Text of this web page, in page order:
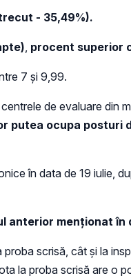
- 35,49%).
, procent superior
7 și 9,99.
de evaluare
ocupa posturi
în data de 19 iulie,
anterior menționat în
scrisă, cât şi la
la proba scrisă are o